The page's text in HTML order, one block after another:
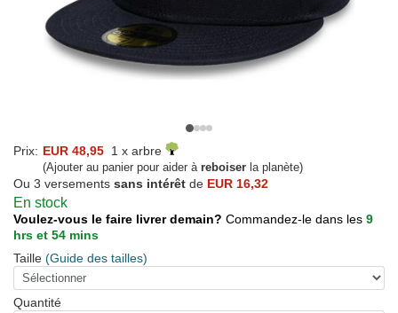
Prix: EUR 48,95 1 x arbre
(Ajouter au panier pour aider à reboiser la planète)
Ou 3 versements sans intérêt de EUR 16,32
En stock
Voulez-vous le faire livrer demain? Commandez-le dans les 9
hrs et 54 mins
Taille (Guide des tailles)
Quantité